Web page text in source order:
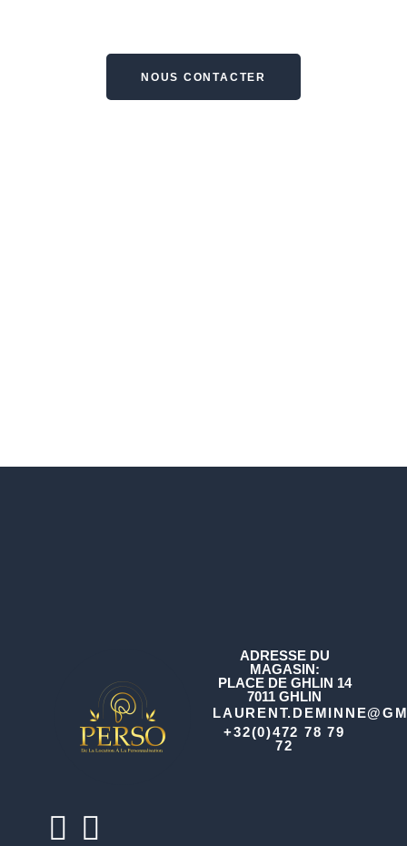
NOUS CONTACTER
ADRESSE DU
MAGASIN:
PLACE DE GHLIN 14
7011 GHLIN
+32(0)472 78 79
72